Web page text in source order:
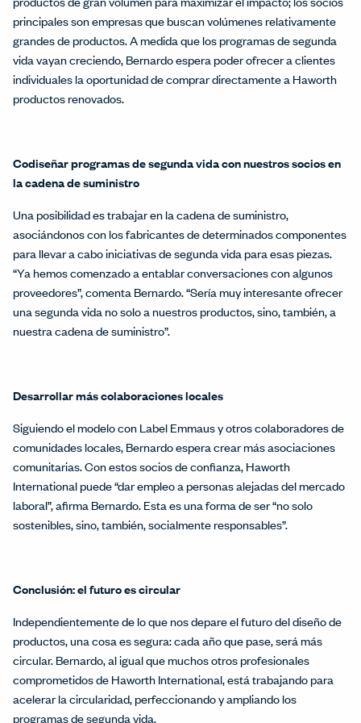
principales son empresas que buscan volúmenes relativamente
grandes de productos. A medida que los programas de segunda
vida vayan creciendo, Bernardo espera poder ofrecer a clientes
individuales la oportunidad de comprar directamente a Haworth
productos renovados.
Codiseñar programas de segunda vida con nuestros socios en
la cadena de suministro
Una posibilidad es trabajar en la cadena de suministro,
asociándonos con los fabricantes de determinados componentes
para llevar a cabo iniciativas de segunda vida para esas piezas.
“Ya hemos comenzado a entablar conversaciones con algunos
proveedores”, comenta Bernardo. “Sería muy interesante ofrecer
una segunda vida no solo a nuestros productos, sino, también, a
nuestra cadena de suministro”.
Desarrollar más colaboraciones locales
Siguiendo el modelo con Label Emmaus y otros colaboradores de
comunidades locales, Bernardo espera crear más asociaciones
comunitarias. Con estos socios de confianza, Haworth
International puede “dar empleo a personas alejadas del mercado
laboral”, afirma Bernardo. Esta es una forma de ser “no solo
sostenibles, sino, también, socialmente responsables”.
Conclusión: el futuro es circular
Independientemente de lo que nos depare el futuro del diseño de
productos, una cosa es segura: cada año que pase, será más
circular. Bernardo, al igual que muchos otros profesionales
comprometidos de Haworth International, está trabajando para
acelerar la circularidad, perfeccionando y ampliando los
programas de segunda vida.